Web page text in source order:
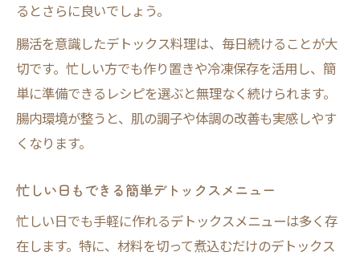
るとさらに良いでしょう。
腸活を意識したデトックス料理は、毎日続けることが大
切です。忙しい方でも作り置きや冷凍保存を活用し、簡
単に準備できるレシピを選ぶと無理なく続けられます。
腸内環境が整うと、肌の調子や体調の改善も実感しやす
くなります。
忙しい日もできる簡単デトックスメニュー
忙しい日でも手軽に作れるデトックスメニューは多く存
在します。特に、材料を切って煮込むだけのデトックス